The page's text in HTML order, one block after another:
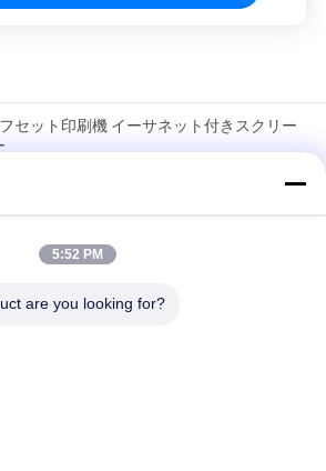
セット印刷機 イーサネット付きスクリー
求書/ラベルプリンタ用のイーサネット
セット印刷機
バリングオフセット印刷機（スクリーン付
5:52 PM
are you looking for?